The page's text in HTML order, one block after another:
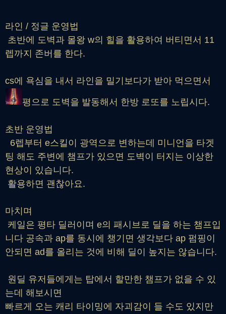
라인 / 정글 운영법
초반에 도벽과 몰왕 w의 힐을 활용하여 버티면서 11
렙까지 존버를 한다.
cs에 욕심을 내서 라인을 밀기보다가 받아 먹으면서
평으로 도벽을 발동해서 한방 로또를 노립시다.
초반 운영법
6렙부터 e스킬이 광역으로 변하는데 미니언을 타겟
팅 해도 주변에 챔프가 있으면 도벽이 터지는 이상한
현상이 있습니다.
활용하면 괜찮아요.
마치며
케일은 평타 딜러이며 e의 패시브로 딜을 하는 챔프입
니다 공속과 ap를 동시에 챙기면 생각보다 ap 펌핑이
안되면 ad를 올리는 것에 비해 딜이 높지는 않습니다.
원딜 유저들에게는 탑에서 할만한 챔프가 없을 수 있
는데 해보시면
빠르게 오는 캐리 타이밍에 자괴감이 들 수도 있지만